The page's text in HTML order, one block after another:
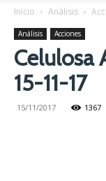
Inicio Análisis
Análisis Acciones
Celulosa
15-11-17
15/11/2017 1367